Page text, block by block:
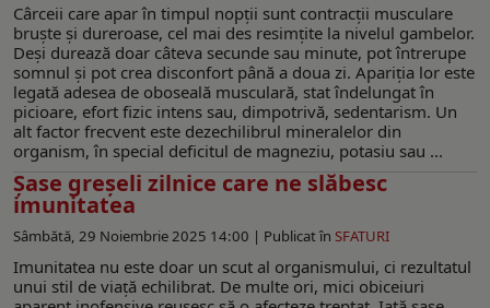
Cârceii care apar în timpul nopții sunt contracții musculare
bruște și dureroase, cel mai des resimțite la nivelul gambelor.
Deși durează doar câteva secunde sau minute, pot întrerupe
somnul și pot crea disconfort până a doua zi. Apariția lor este
legată adesea de oboseală musculară, stat îndelungat în
picioare, efort fizic intens sau, dimpotrivă, sedentarism. Un
alt factor frecvent este dezechilibrul mineralelor din
organism, în special deficitul de magneziu, potasiu sau ...
Șase greșeli zilnice care ne slăbesc
imunitatea
Sâmbătă, 29 Noiembrie 2025 14:00 | Publicat în SFATURI
Imunitatea nu este doar un scut al organismului, ci rezultatul
unui stil de viață echilibrat. De multe ori, mici obiceiuri